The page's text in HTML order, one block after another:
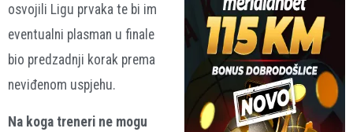
osvojili Ligu prvaka te bi im
eventualni plasman u finale
bio predzadnji korak prema
neviđenom uspjehu.
Na koga treneri ne mogu